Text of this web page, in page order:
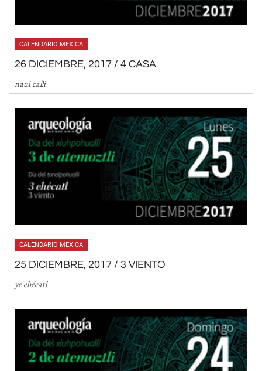
CALENDARIO MEXICA
26 DICIEMBRE, 2017 / 4 CASA
naui calli
CALENDARIO MEXICA
25 DICIEMBRE, 2017 / 3 VIENTO
ye ehécatl